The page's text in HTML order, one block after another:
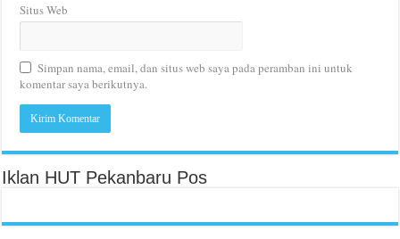
Situs Web
Simpan nama, email, dan situs web saya pada peramban ini untuk
komentar saya berikutnya.
Iklan HUT Pekanbaru Pos